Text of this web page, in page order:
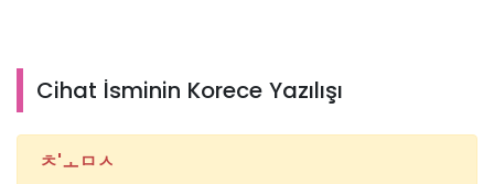
Cihat İsminin Korece Yazılışı
ㅊ'ㅗㅁㅅ